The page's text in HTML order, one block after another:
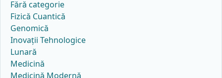
Fără categorie
Fizică Cuantică
Genomică
Inovații Tehnologice
Lunară
Medicină
Medicină Modernă